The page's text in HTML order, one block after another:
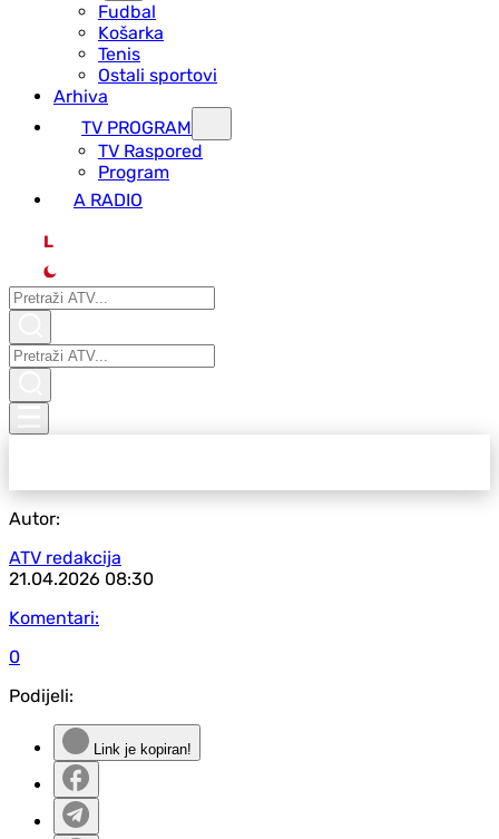
Fudbal
Košarka
Tenis
Ostali sportovi
Arhiva
TV PROGRAM
ТV Raspored
Program
A RADIO
L
Autor:
ATV redakcija
21.04.2026 08:30
Komentari:
0
Podijeli:
Link je kopiran!